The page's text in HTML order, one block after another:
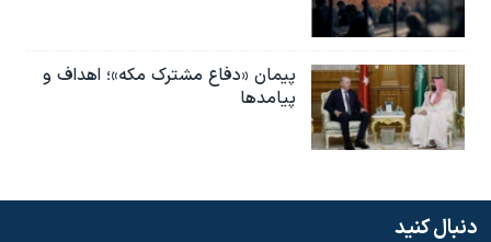
پیمان «دفاع مشترک مکه»؛ اهداف و
پیامدها
دنبال کنید